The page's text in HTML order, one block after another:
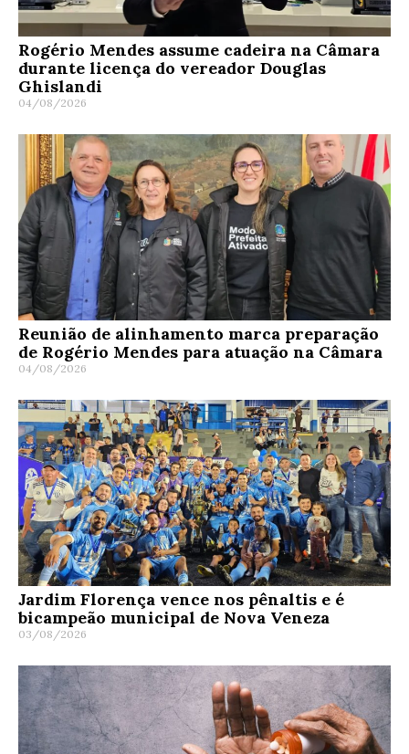
Rogério Mendes assume cadeira na Câmara
durante licença do vereador Douglas
Ghislandi
04/08/2026
Reunião de alinhamento marca preparação
de Rogério Mendes para atuação na Câmara
04/08/2026
Jardim Florença vence nos pênaltis e é
bicampeão municipal de Nova Veneza
03/08/2026